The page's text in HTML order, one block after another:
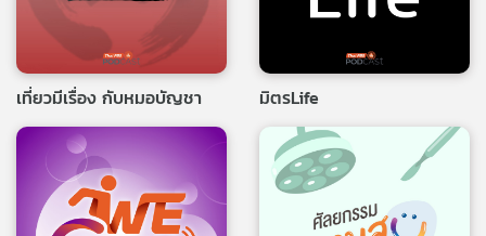
เที่ยวมีเรื่อง กับหมอบัญชา มิตรLife